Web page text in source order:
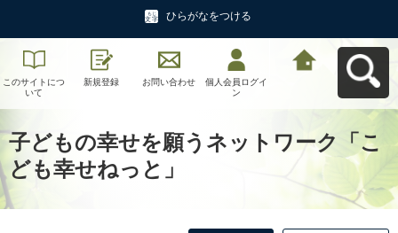
ひらがなをつける
このサイトにつ
いて
新規登録 お問い合わせ
個人会員ログイ
ン
子どもの幸せを願うネットワーク「こ
ども幸せねっと」